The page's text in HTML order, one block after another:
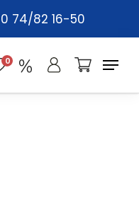
74/82 16-50
0